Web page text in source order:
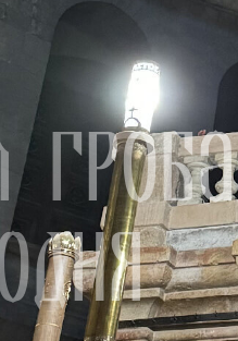
Гроба